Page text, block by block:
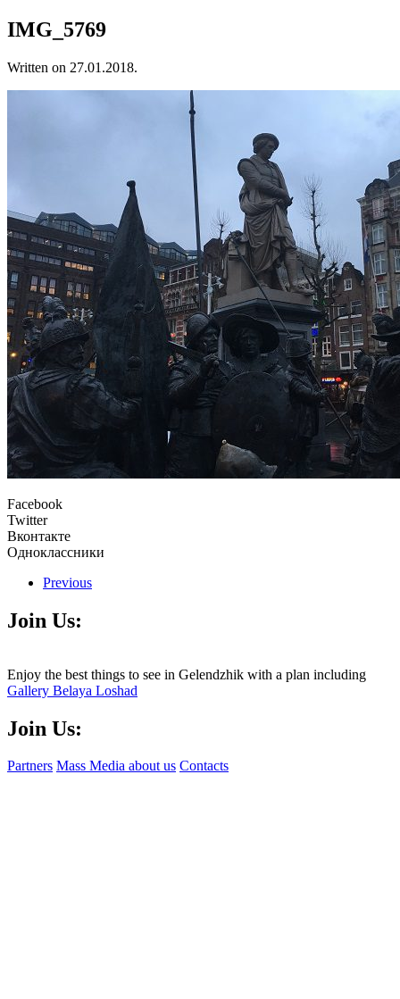
IMG_5769
Written on 27.01.2018.
Facebook
Twitter
Вконтакте
Одноклассники
Previous
Join Us:
Enjoy the best things to see in Gelendzhik with a plan including
Gallery Belaya Loshad
Join Us:
Partners Mass Media about us Contacts